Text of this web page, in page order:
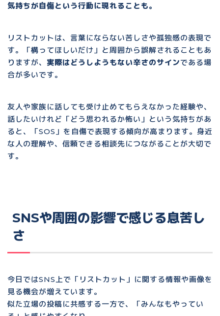
気持ちが自傷という行動に現れることも。
リストカットは、 言葉にならない苦しさや孤独感の表現で
す。「構ってほしいだけ」と周囲から誤解されることもあ
りますが、 実際はどうしようもない辛さのサインである場
合が多いです。
友人や家族に話しても受け止めてもらえなかった経験や、
話したいけれど「どう思われるか怖い」という気持ちがあ
ると、「SOS」を自傷で表現する傾向が高まります。 身近
な人の理解や、信頼できる相談先につながること が大切で
す。
SNSや周囲の影響で感じる息苦し
さ
今日ではSNS上で「リストカット」に関する情報や画像を
見る機会が増えています。
似た立場の投稿に共感する一方で、「みんなもやってい